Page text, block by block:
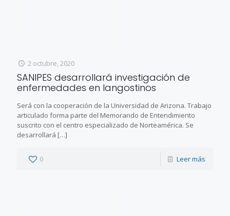
2 octubre, 2020
SANIPES desarrollará investigación de
enfermedades en langostinos
Será con la cooperación de la Universidad de Arizona. Trabajo
articulado forma parte del Memorando de Entendimiento
suscrito con el centro especializado de Norteamérica. Se
desarrollará […]
0 Leer más